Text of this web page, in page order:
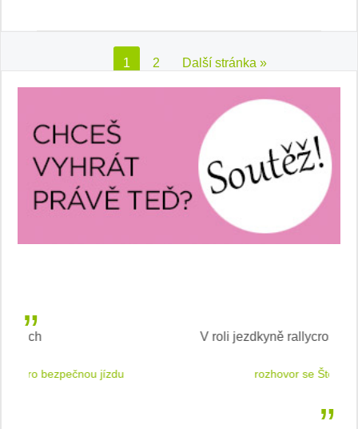
1 2 Další stránka »
V roli jezdkyně rallycrossu
rozhovor se Štěpánkou Mottlovou